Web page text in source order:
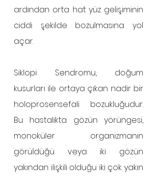
ardından orta hat yüz gelişiminin
ciddi şekilde bozulmasına yol
açar.
Siklopi Sendromu, doğum
kusurları ile ortaya çıkan nadir bir
holoprosensefali bozukluğudur.
Bu hastalıkta gözün yörüngesi,
monoküler organizmanın
görüldüğü veya iki gözün
yakından ilişkili olduğu iki çok yakın